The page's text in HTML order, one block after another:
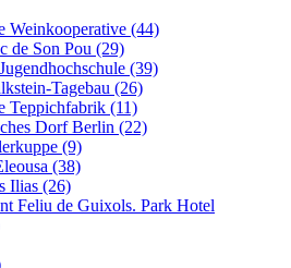
Weinkooperative (44)
de Son Pou (29)
(39)
Tagebau (26)
Teppichfabrik (11)
Dorf Berlin (22)
(9)
(38)
Ilias (26)
Feliu de Guixols. Park Hotel